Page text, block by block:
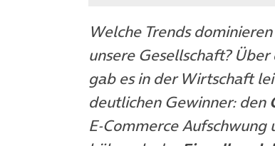
Welche Trends
unsere Gesellschaft?
gab es in der Wirtschaft
deutlichen Gewinner: den
E-Commerce